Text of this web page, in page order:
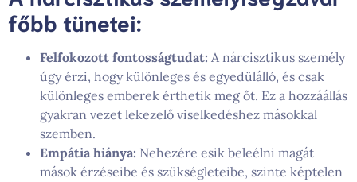
főbb tünetei:
Felfokozott fontosságtudat: A nárcisztikus személy
úgy érzi, hogy különleges és egyedülálló, és csak
különleges emberek érthetik meg őt. Ez a hozzáállás
gyakran vezet lekezelő viselkedéshez másokkal
szemben.
Empátia hiánya: Nehezére esik beleélni magát
mások érzéseibe és szükségleteibe, szinte képtelen